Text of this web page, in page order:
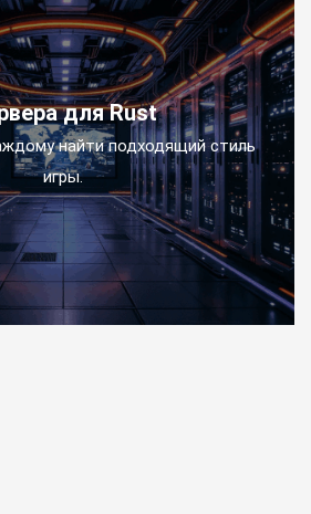
для Rust
найти подходящий стиль
игры.